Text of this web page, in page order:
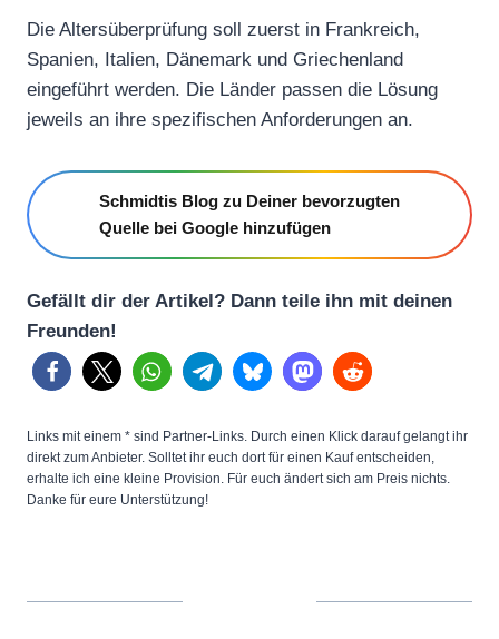
Die Altersüberprüfung soll zuerst in Frankreich,
Spanien, Italien, Dänemark und Griechenland
eingeführt werden. Die Länder passen die Lösung
jeweils an ihre spezifischen Anforderungen an.
Schmidtis Blog zu Deiner bevorzugten
Quelle bei Google hinzufügen
Gefällt dir der Artikel? Dann teile ihn mit deinen
Freunden!
Links mit einem * sind Partner-Links. Durch einen Klick darauf gelangt ihr
direkt zum Anbieter. Solltet ihr euch dort für einen Kauf entscheiden,
erhalte ich eine kleine Provision. Für euch ändert sich am Preis nichts.
Danke für eure Unterstützung!